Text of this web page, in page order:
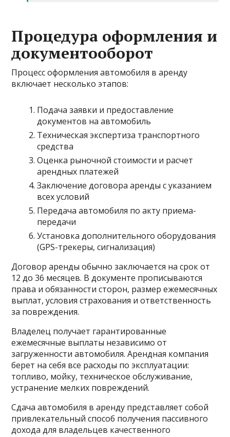
Процедура оформления и
документооборот
Процесс оформления автомобиля в аренду
включает несколько этапов:
Подача заявки и предоставление
документов на автомобиль
Техническая экспертиза транспортного
средства
Оценка рыночной стоимости и расчет
арендных платежей
Заключение договора аренды с указанием
всех условий
Передача автомобиля по акту приема-
передачи
Установка дополнительного оборудования
(GPS-трекеры, сигнализация)
Договор аренды обычно заключается на срок от
12 до 36 месяцев. В документе прописываются
права и обязанности сторон, размер ежемесячных
выплат, условия страхования и ответственность
за повреждения.
Владелец получает гарантированные
ежемесячные выплаты независимо от
загруженности автомобиля. Арендная компания
берет на себя все расходы по эксплуатации:
топливо, мойку, техническое обслуживание,
устранение мелких повреждений.
Сдача автомобиля в аренду представляет собой
привлекательный способ получения пассивного
дохода для владельцев качественного